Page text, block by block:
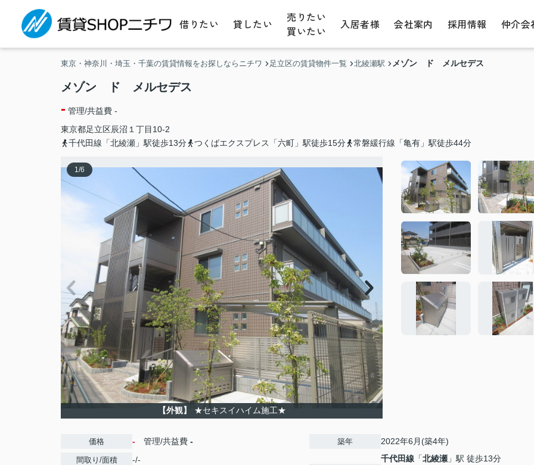
借りたい 貸したい
売りたい
買いたい
入居者様 会社案内 採用情報 仲介会
東京・神奈川・埼玉・千葉の賃貸情報をお探しならニチワ 足立区の賃貸物件一覧 北綾瀬駅 メゾン ド メルセデス
メゾン ド メルセデス
- 管理/共益費 -
東京都足立区辰沼 １丁目10-2
千代田線「北綾瀬」駅徒歩13分
つくばエクスプレス「六町」駅徒歩15分 常磐緩行線「亀有」駅徒歩44分
1/6
【外観】 ★セキスイハイム施工★
価格 - 管理/共益費 -
間取り/面積 -/-
築年 2022年6月(築4年)
千代田線 「北綾瀬 」駅 徒歩13分